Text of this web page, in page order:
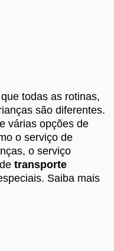
todas as rotinas,
são diferentes.
várias opções de
o serviço de
o serviço
transporte
Saiba mais